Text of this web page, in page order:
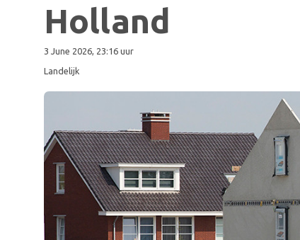
Holland
3 June 2026, 23:16 uur
Landelijk